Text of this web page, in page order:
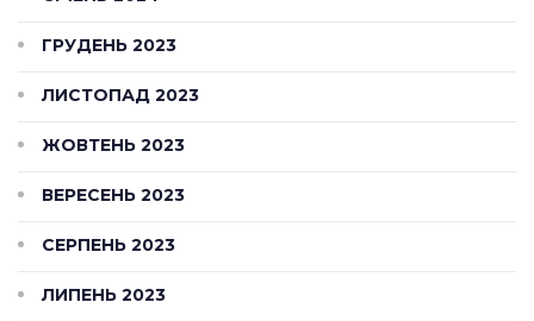
ГРУДЕНЬ 2023
ЛИСТОПАД 2023
ЖОВТЕНЬ 2023
ВЕРЕСЕНЬ 2023
СЕРПЕНЬ 2023
ЛИПЕНЬ 2023